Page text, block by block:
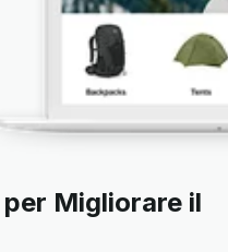
Migliorare il